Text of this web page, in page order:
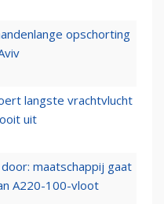
opschorting
langste vrachtvlucht
uit
door: maatschappij gaat
A220-100-vloot